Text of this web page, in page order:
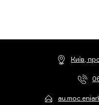
Київ,